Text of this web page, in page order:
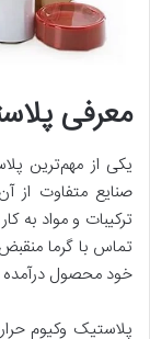
معرفی
یکی از مهم‌ترین
صنایع متفاوت از
ترکیبات و مواد به‌
تماس با گرما
خود محصول درآمده
پلاستیک وکیوم